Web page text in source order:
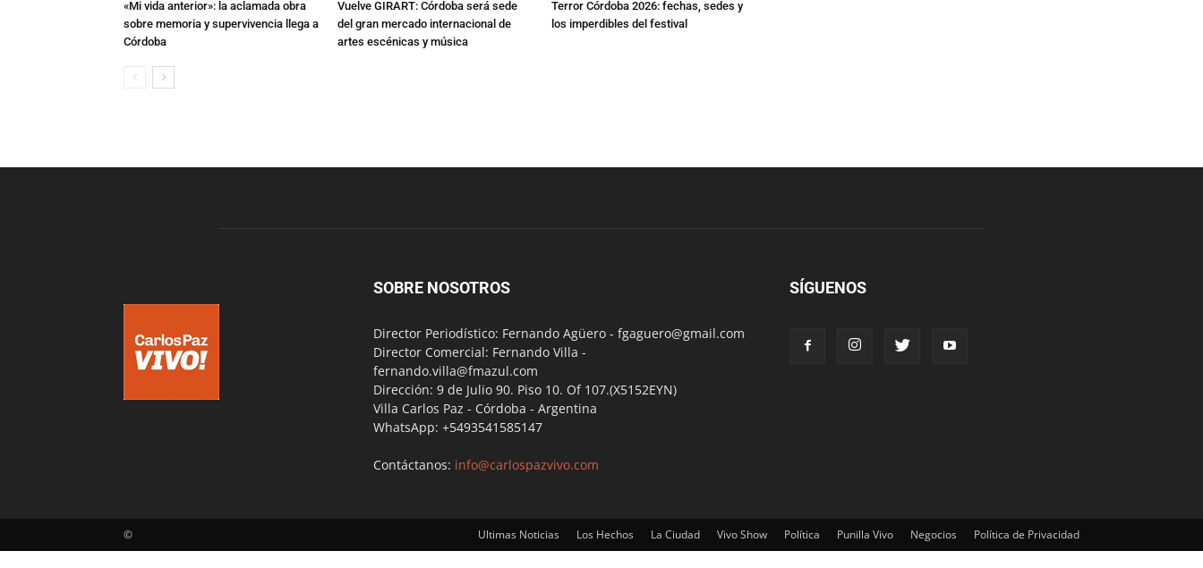
«Mi vida anterior»: la aclamada obra
sobre memoria y supervivencia llega a
Córdoba
Vuelve GIRART: Córdoba será sede
del gran mercado internacional de
artes escénicas y música
Terror Córdoba 2026: fechas, sedes y
los imperdibles del festival
SOBRE NOSOTROS
Director Periodístico: Fernando Agüero - fgaguero@gmail.com
Director Comercial: Fernando Villa -
fernando.villa@fmazul.com
Dirección: 9 de Julio 90. Piso 10. Of 107.(X5152EYN)
Villa Carlos Paz - Córdoba - Argentina
WhatsApp: +5493541585147
Contáctanos: info@carlospazvivo.com
SÍGUENOS
Ultimas Noticias Los Hechos La Ciudad Vivo Show Política Punilla Vivo Negocios Política de Privacidad
©